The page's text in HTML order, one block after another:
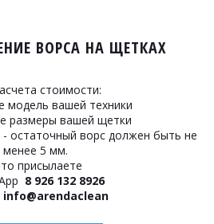
ВОРСА НА ЩЕТКАХ
стоимости:
модель вашей техники
размеры вашей щетки
остаточный ворс должен быть не
менее 5 мм.
присылаете
8 926 132 8926
info@arendaclean